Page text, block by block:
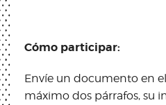
Cómo participar:
Envíe un documento en
máximo dos párrafos, su